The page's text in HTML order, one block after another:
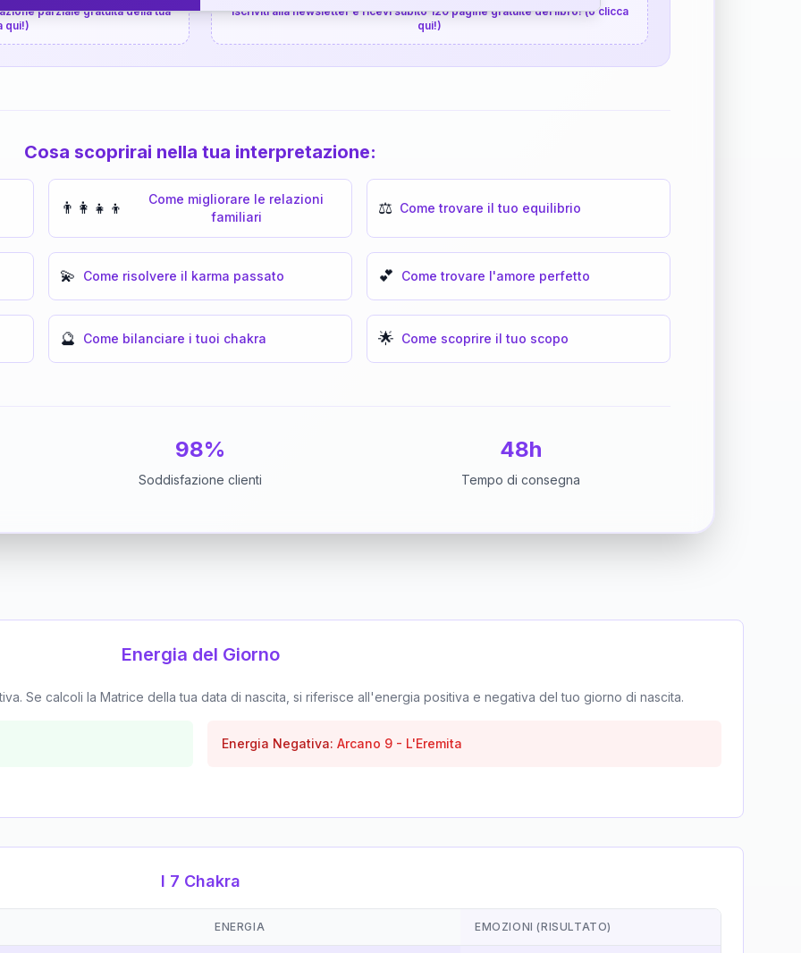
parziale gratuita della tua
qui!)
Iscriviti alla newsletter e ricevi subito 120 pagine gratuite del libro! (o clicca
qui!)
Cosa scoprirai nella tua interpretazione:
👨‍👩‍👧‍👦
Come migliorare le relazioni
familiari
⚖️ Come trovare il tuo equilibrio
💫 Come risolvere il karma passato 💕 Come trovare l'amore perfetto
🔮 Come bilanciare i tuoi chakra 🌟 Come scoprire il tuo scopo
98%
Soddisfazione clienti
48h
Tempo di consegna
Energia del Giorno
Se calcoli la Matrice della tua data di nascita, si riferisce all'energia positiva e negativa del tuo giorno di nascita.
Energia Negativa: Arcano 9 - L'Eremita
I 7 Chakra
ENERGIA EMOZIONI (RISULTATO)